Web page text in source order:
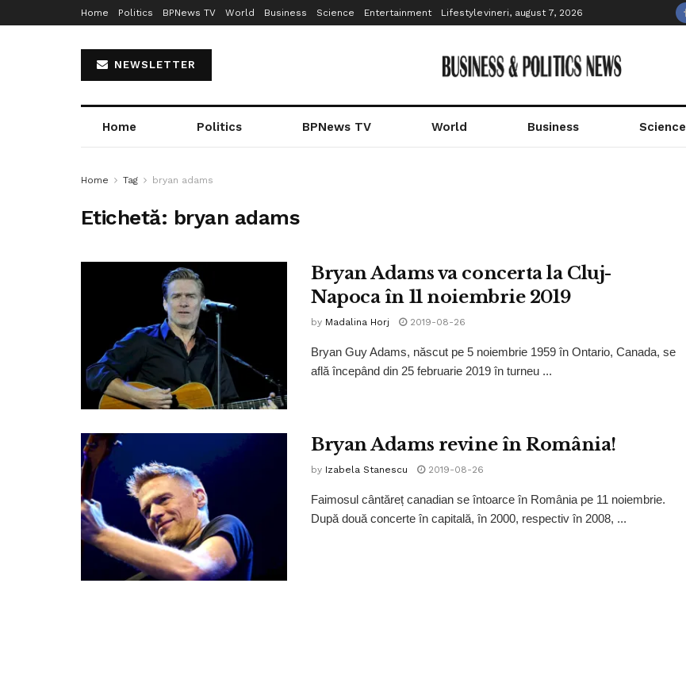
Home Politics BPNews TV World Business Science Entertainment Lifestylevineri, august 7, 2026
NEWSLETTER
Home Politics BPNews TV World Business Science
Home Tag bryan adams
Etichetă: bryan adams
Bryan Adams va concerta la Cluj-
Napoca în 11 noiembrie 2019
by Madalina Horj 2019-08-26
Bryan Guy Adams, născut pe 5 noiembrie 1959 în Ontario, Canada, se
află începând din 25 februarie 2019 în turneu ...
Bryan Adams revine în România!
by Izabela Stanescu 2019-08-26
Faimosul cântăreț canadian se întoarce în România pe 11 noiembrie.
După două concerte în capitală, în 2000, respectiv în 2008, ...